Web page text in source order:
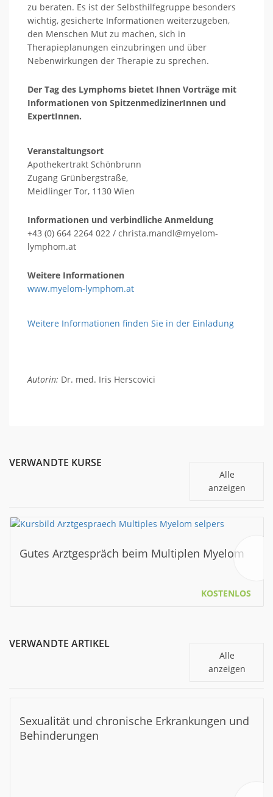
zu beraten. Es ist der Selbsthilfegruppe besonders
wichtig, gesicherte Informationen weiterzugeben,
den Menschen Mut zu machen, sich in
Therapieplanungen einzubringen und über
Nebenwirkungen der Therapie zu sprechen.
Der Tag des Lymphoms bietet Ihnen Vorträge mit
Informationen von SpitzenmedizinerInnen und
ExpertInnen.
Veranstaltungsort
Apothekertrakt Schönbrunn
Zugang Grünbergstraße,
Meidlinger Tor, 1130 Wien
Informationen und verbindliche Anmeldung
+43 (0) 664 2264 022 / christa.mandl@myelom-
lymphom.at
Weitere Informationen
www.myelom-lymphom.at
Weitere Informationen finden Sie in der Einladung
Autorin: Dr. med. Iris Herscovici
VERWANDTE KURSE
Alle
anzeigen
Gutes Arztgespräch beim Multiplen Myelom
KOSTENLOS
VERWANDTE ARTIKEL
Alle
anzeigen
Sexualität und chronische Erkrankungen und
Behinderungen